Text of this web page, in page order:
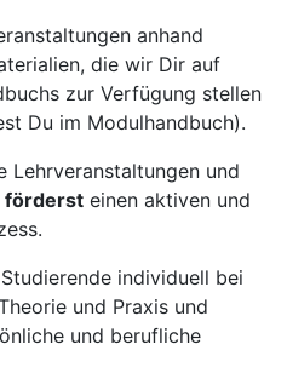
anhand
die wir Dir auf
zur Verfügung stellen
Du im Modulhandbuch).
Lehrveranstaltungen und
förderst einen aktiven und
individuell bei
und Praxis und
und berufliche